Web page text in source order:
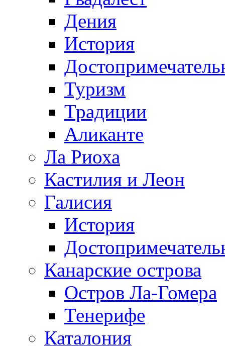
Дения
История
Туризм
Традиции
Аликанте
Ла Риоха
Кастилия и Леон
Галисия
История
Канарские острова
Остров Ла-Гомера
Тенерифе
Каталония